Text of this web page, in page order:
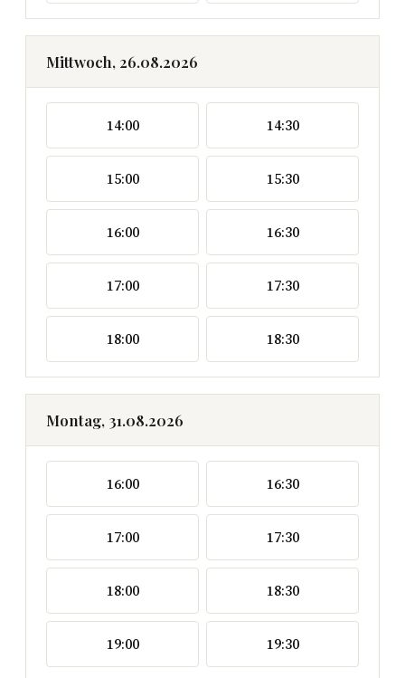
Mittwoch, 26.08.2026
14:00 14:30
15:00 15:30
16:00 16:30
17:00 17:30
18:00 18:30
Montag, 31.08.2026
16:00 16:30
17:00 17:30
18:00 18:30
19:00 19:30